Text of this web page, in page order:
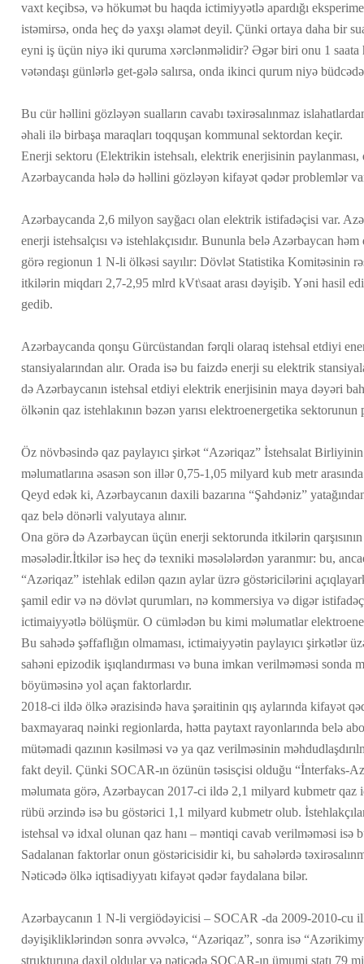
vaxt keçibsə, və hökumət bu haqda ictimiyyətlə apardığı
istəmirsə, onda heç də yaxşı əlamət deyil. Çünki ortaya daha bir
eyni iş üçün niyə iki quruma xərclənməlidir? Əgər biri onu 1 saata
vətəndaşı günlərlə get-gələ salırsa, onda ikinci qurum niyə
Bu cür həllini gözləyən sualların cavabı təxirəsalınmaz
əhali ilə birbaşa maraqları toqquşan kommunal sektordan keçir.
Enerji sektoru (Elektrikin istehsalı, elektrik enerjisinin paylanması,
Azərbaycanda hələ də həllini gözləyən kifayət qədər problemlər
Azərbaycanda 2,6 milyon sayğacı olan elektrik istifadəçisi var.
enerji istehsalçısı və istehlakçısıdır. Bununla belə Azərbaycan
görə regionun 1 N-li ölkəsi sayılır: Dövlət Statistika Komitəsinin
itkilərin miqdarı 2,7-2,95 mlrd kVt\saat arası dəyişib. Yəni hasil
gedib.
Azərbaycanda qonşu Gürcüstandan fərqli olaraq istehsal etdiyi
stansiyalarından alır. Orada isə bu faizdə enerji su elektrik
də Azərbaycanın istehsal etdiyi elektrik enerjisinin maya dəyəri
ölkənin qaz istehlakının bəzən yarısı elektroenergetika sektorunun
Öz növbəsində qaz paylayıcı şirkət “Azəriqaz” İstehsalat
məlumatlarına əsasən son illər 0,75-1,05 milyard kub metr
Qeyd edək ki, Azərbaycanın daxili bazarına “Şahdəniz”
qaz belə dönərli valyutaya alınır.
Ona görə də Azərbaycan üçün enerji sektorunda itkilərin
məsələdir.İtkilər isə heç də texniki məsələlərdən yaranmır: bu,
“Azəriqaz” istehlak edilən qazın aylar üzrə göstəricilərini
şamil edir və nə dövlət qurumları, nə kommersiya və digər
ictimaiyyətlə bölüşmür. O cümlədən bu kimi məlumatlar
Bu sahədə şəffaflığın olmaması, ictimaiyyətin paylayıcı şirkətlər
sahəni epizodik işıqlandırması və buna imkan verilməməsi sonda
böyüməsinə yol açan faktorlardır.
2018-ci ildə ölkə ərazisində hava şəraitinin qış aylarında kifayət
baxmayaraq nəinki regionlarda, hətta paytaxt rayonlarında belə
mütəmadi qazının kəsilməsi və ya qaz verilməsinin
fakt deyil. Çünki SOCAR-ın özünün təsisçisi olduğu “İnterfaks-
məlumata görə, Azərbaycan 2017-ci ildə 2,1 milyard kubmetr
rübü ərzində isə bu göstərici 1,1 milyard kubmetr olub.
istehsal və idxal olunan qaz hanı – məntiqi cavab verilməməsi isə
Sadalanan faktorlar onun göstəricisidir ki, bu sahələrdə
Nəticədə ölkə iqtisadiyyatı kifayət qədər faydalana bilər.
Azərbaycanın 1 N-li vergiödəyicisi – SOCAR -da 2009-2010-cu
dəyişikliklərindən sonra əvvəlcə, “Azəriqaz”, sonra isə
strukturuna daxil oldular və nəticədə SOCAR-ın ümumi ştatı 79